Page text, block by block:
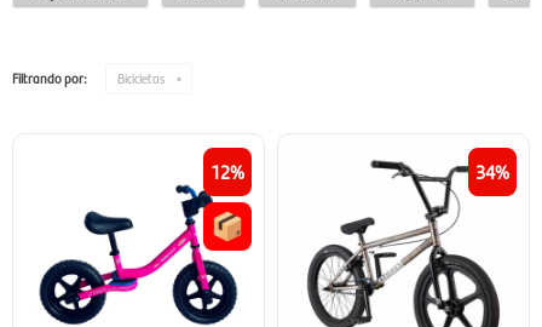
Filtrando por: Bicicletas
12 34